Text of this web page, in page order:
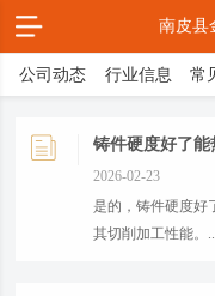
南皮县
公司动态 行业信息 常
铸件硬度好了能
2026-02-23
是的，铸件硬度好
其切削加工性能。...